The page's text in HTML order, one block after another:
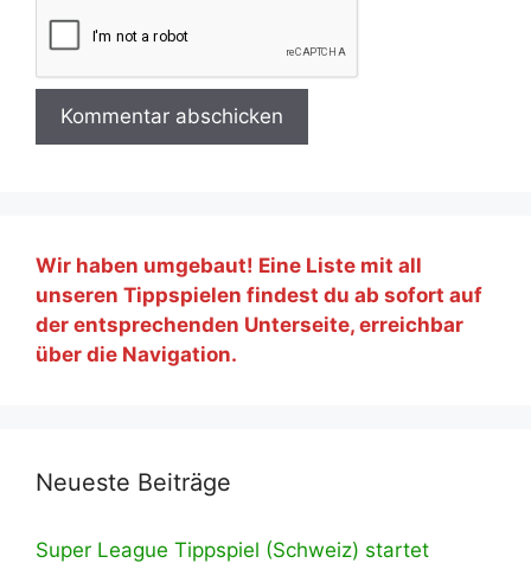
Wir haben umgebaut! Eine Liste mit all
unseren Tippspielen findest du ab sofort auf
der entsprechenden Unterseite, erreichbar
über die Navigation.
Neueste Beiträge
Super League Tippspiel (Schweiz) startet